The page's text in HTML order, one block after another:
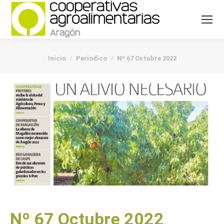
You are here:
Inicio Periodico Nº 67 Octubre 2022
Nº 67 Octubre 2022